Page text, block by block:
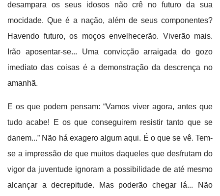
desampara os seus idosos não crê no futuro da sua
mocidade. Que é a nação, além de seus componentes?
Havendo futuro, os moços envelhecerão. Viverão mais.
Irão aposentar-se... Uma convicção arraigada do gozo
imediato das coisas é a demonstração da descrença no
amanhã.
E os que podem pensam: “Vamos viver agora, antes que
tudo acabe! E os que conseguirem resistir tanto que se
danem...” Não há exagero algum aqui. É o que se vê. Tem-
se a impressão de que muitos daqueles que desfrutam do
vigor da juventude ignoram a possibilidade de até mesmo
alcançar a decrepitude. Mas poderão chegar lá... Não